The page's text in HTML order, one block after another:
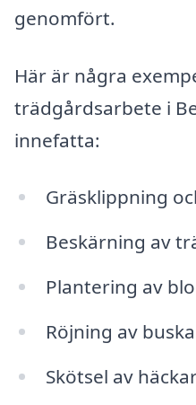
genomfört.
Här är några
trädgårdsarbete i
innefatta:
Gräsklippning
Beskärning av
Plantering av
Röjning av
Skötsel av